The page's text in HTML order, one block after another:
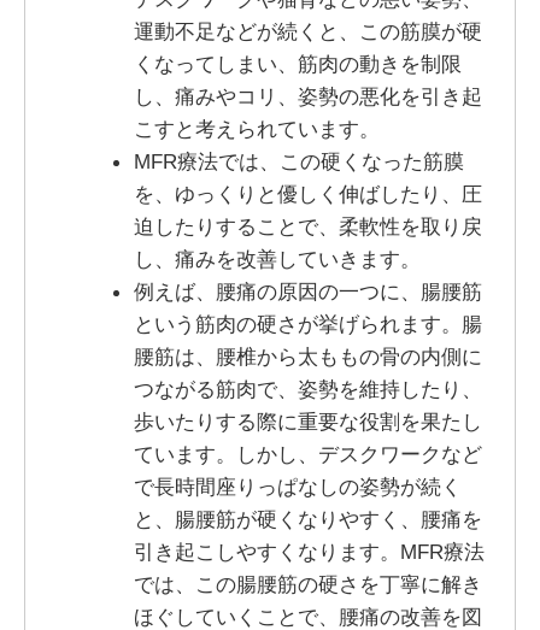
運動不足などが続くと、この筋膜が硬
くなってしまい、筋肉の動きを制限
し、痛みやコリ、姿勢の悪化を引き起
こすと考えられています。
MFR療法では、この硬くなった筋膜
を、ゆっくりと優しく伸ばしたり、圧
迫したりすることで、柔軟性を取り戻
し、痛みを改善していきます。
例えば、腰痛の原因の一つに、腸腰筋
という筋肉の硬さが挙げられます。腸
腰筋は、腰椎から太ももの骨の内側に
つながる筋肉で、姿勢を維持したり、
歩いたりする際に重要な役割を果たし
ています。しかし、デスクワークなど
で長時間座りっぱなしの姿勢が続く
と、腸腰筋が硬くなりやすく、腰痛を
引き起こしやすくなります。MFR療法
では、この腸腰筋の硬さを丁寧に解き
ほぐしていくことで、腰痛の改善を図